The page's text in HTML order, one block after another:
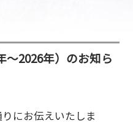
～2026年）のお知ら
にお伝えいたしま